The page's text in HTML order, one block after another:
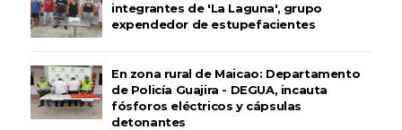
integrantes de 'La Laguna', grupo
expendedor de estupefacientes
En zona rural de Maicao: Departamento
de Policía Guajira - DEGUA, incauta
fósforos eléctricos y cápsulas
detonantes